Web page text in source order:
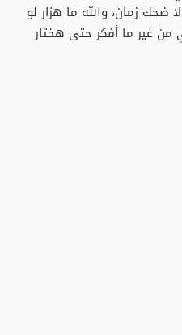
زمان، والله ما هزار لو
من غير ما أفكر حتى هختار